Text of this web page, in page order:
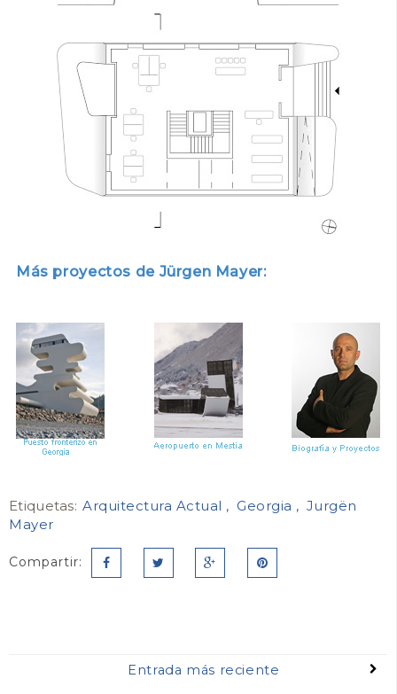
Más proyectos de Jürgen Mayer:
Etiquetas: Arquitectura Actual Georgia
Jurgën
Mayer
Compartir:
Entrada más reciente